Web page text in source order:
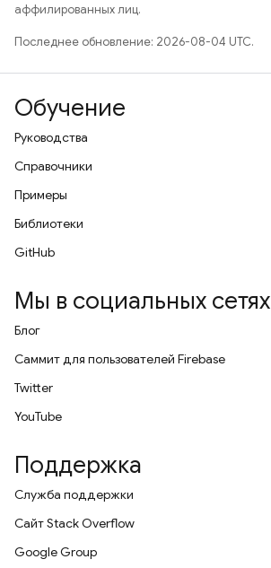
аффилированных лиц.
Последнее обновление: 2026-08-04 UTC.
Обучение
Руководства
Справочники
Примеры
Библиотеки
GitHub
Мы в социальных сетях
Блог
Саммит для пользователей Firebase
Twitter
YouTube
Поддержка
Служба поддержки
Сайт Stack Overflow
Google Group